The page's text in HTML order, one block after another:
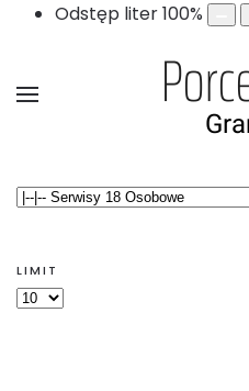
Odstęp liter100%
LIMIT